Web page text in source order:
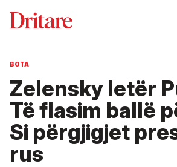
BOTA
Zelensky letër
Të flasim ballë
Si përgjigjet
rus